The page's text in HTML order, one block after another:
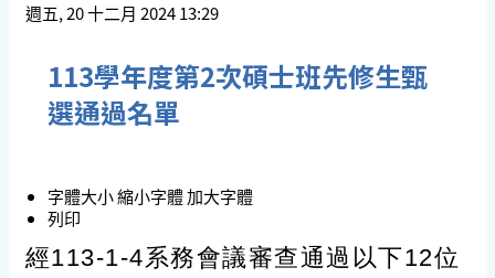
週五, 20 十二月 2024 13:29
113學年度第2次碩士班先修生甄
選通過名單
字體大小縮小字體加大字體
列印
經113-1-4系務會議審查通過以下12位